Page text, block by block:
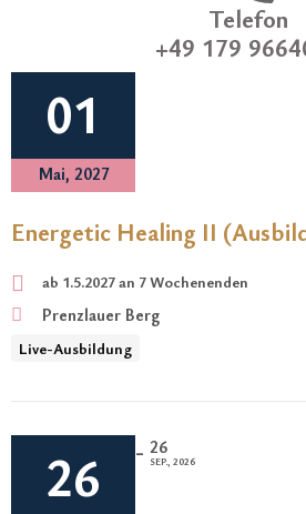
Telefon
+49 179
01
Mai, 2027
Energetic Healing II
Energetic Healing Coach)
ab 1.5.2027 an 7 Wochenenden
Prenzlauer Berg
Live-Ausbildung
26 - 26
SEP., 2026